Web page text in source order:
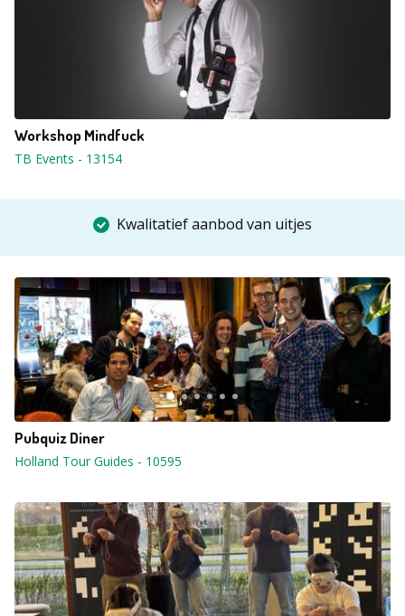
Workshop Mindfuck
TB Events - 13154
Kwalitatief aanbod van uitjes
Pubquiz Diner
Holland Tour Guides - 10595